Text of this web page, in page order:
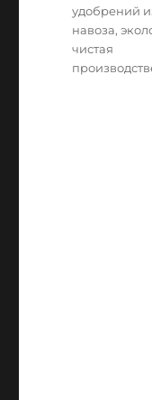
удобрений
навоза,
чистая